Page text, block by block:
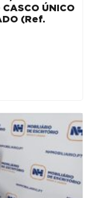
CASCO ÚNICO
(Ref.